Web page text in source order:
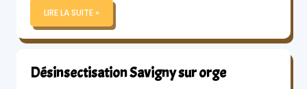
LIRE LA SUITE »
Désinsectisation Savigny sur orge